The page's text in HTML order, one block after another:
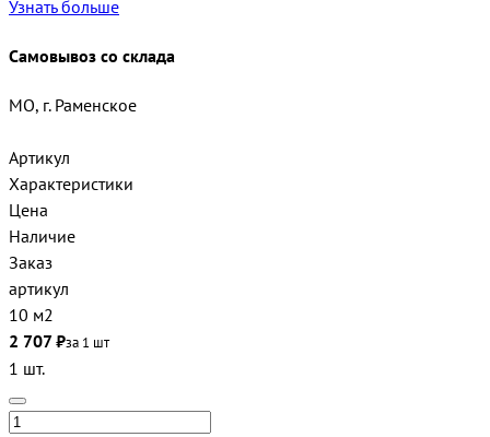
Узнать больше
Самовывоз со склада
МО, г. Раменское
Артикул
Характеристики
Цена
Наличие
Заказ
артикул
10 м2
2 707 ₽за 1 шт
1 шт.